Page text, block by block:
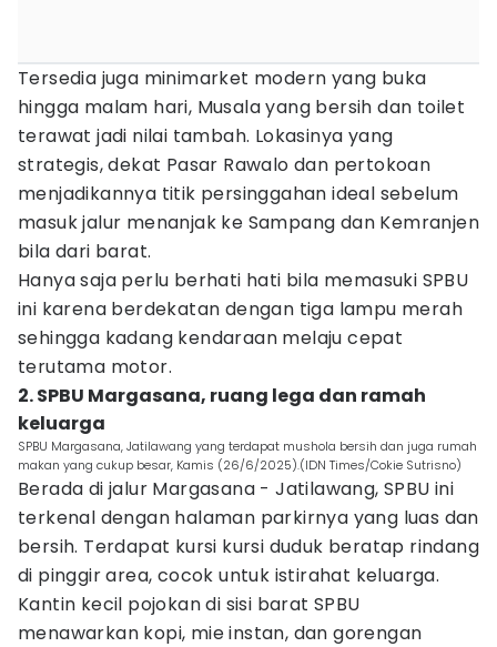
Tersedia juga minimarket modern yang buka
hingga malam hari, Musala yang bersih dan toilet
terawat jadi nilai tambah. Lokasinya yang
strategis, dekat Pasar Rawalo dan pertokoan
menjadikannya titik persinggahan ideal sebelum
masuk jalur menanjak ke Sampang dan Kemranjen
bila dari barat.
Hanya saja perlu berhati hati bila memasuki SPBU
ini karena berdekatan dengan tiga lampu merah
sehingga kadang kendaraan melaju cepat
terutama motor.
2. SPBU Margasana, ruang lega dan ramah
keluarga
SPBU Margasana, Jatilawang yang terdapat mushola bersih dan juga rumah
makan yang cukup besar, Kamis (26/6/2025).(IDN Times/Cokie Sutrisno)
Berada di jalur Margasana - Jatilawang, SPBU ini
terkenal dengan halaman parkirnya yang luas dan
bersih. Terdapat kursi kursi duduk beratap rindang
di pinggir area, cocok untuk istirahat keluarga.
Kantin kecil pojokan di sisi barat SPBU
menawarkan kopi, mie instan, dan gorengan